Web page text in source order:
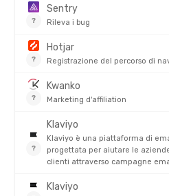
Perché questo prodotto
: Uso di
compressione muscolare attiva
Per quale profilo
: Triatleta che
senza sacrificare il comfort
Punto di forza chiave
silicone alla base della coscia per
: Richiede cure particolari
proprietà idrofobe del tessuto.
Scopri la trifunzione Mako Team
Z3R0D TTsuit Start Femme